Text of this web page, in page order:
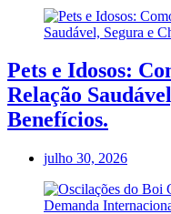
Pets e Idosos:
Relação
Benefícios.
julho 30, 2026